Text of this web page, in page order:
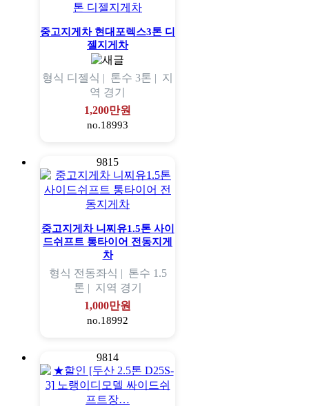
중고지게차 현대포렉스3톤 디
젤지게차
형식 디젤식 | 톤수 3톤 | 지
역 경기
1,200만원
no.18993
9815
중고지게차 니찌유1.5톤 사이
드쉬프트 통타이어 전동지게
차
형식 전동좌식 | 톤수 1.5
톤 | 지역 경기
1,000만원
no.18992
9814